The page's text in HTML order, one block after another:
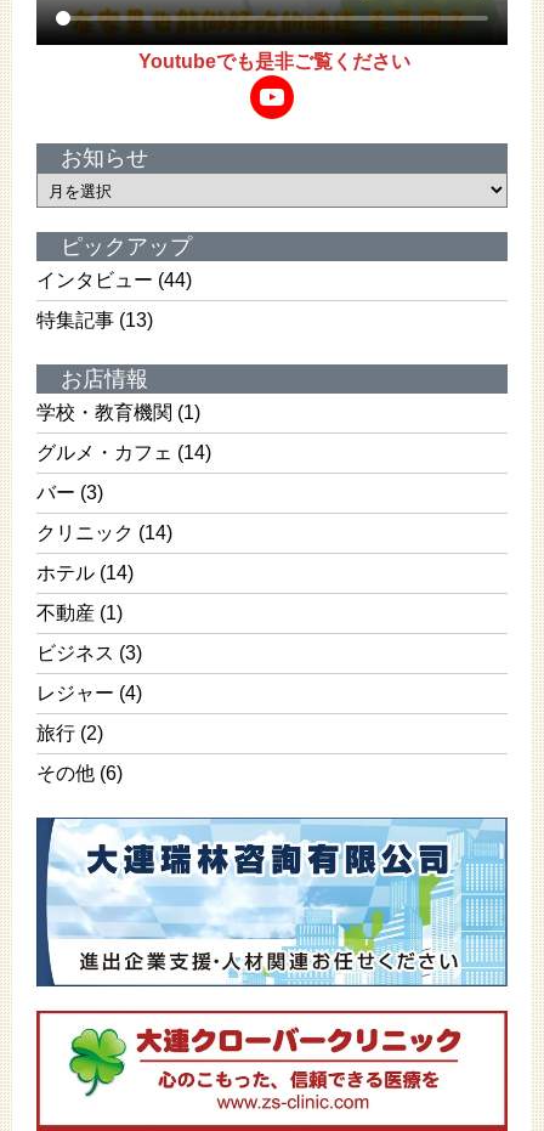
Youtubeでも是非ご覧ください
YouTube
お知らせ
お
知
ら
せ
ピックアップ
インタビュー (44)
特集記事 (13)
お店情報
学校・教育機関 (1)
グルメ・カフェ (14)
バー (3)
クリニック (14)
ホテル (14)
不動産 (1)
ビジネス (3)
レジャー (4)
旅行 (2)
その他 (6)